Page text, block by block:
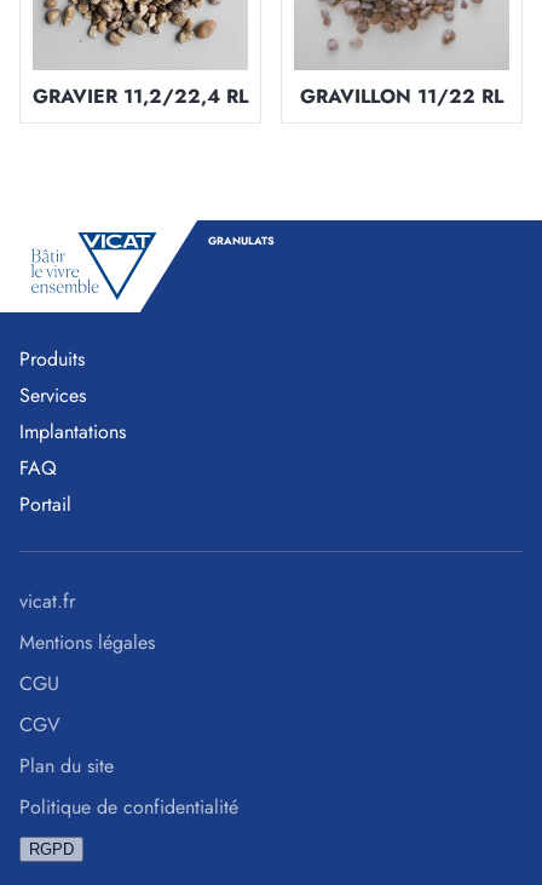
GRAVIER 11,2/22,4 RL GRAVILLON 11/22 RL
GRANULATS
Produits
Services
Implantations
FAQ
Portail
vicat.fr
Mentions légales
CGU
CGV
Plan du site
Politique de confidentialité
RGPD